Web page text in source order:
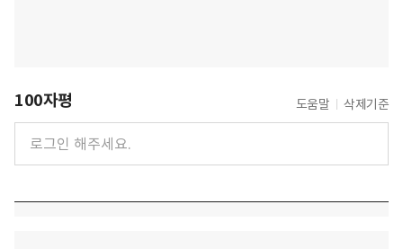
100자평 도움말 삭제기준